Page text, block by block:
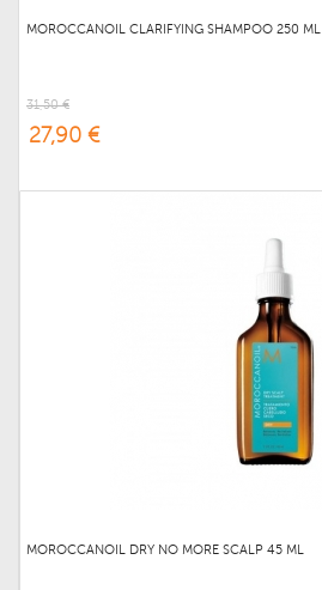
MOROCCANOIL CLARIFYING SHAMPOO 250 ML
31,50 €
27,90 €
MOROCCANOIL DRY NO MORE SCALP 45 ML